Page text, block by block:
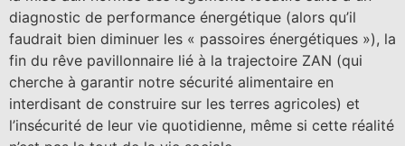
diagnostic de performance énergétique (alors qu’il
faudrait bien diminuer les « passoires énergétiques »), la
fin du rêve pavillonnaire lié à la trajectoire ZAN (qui
cherche à garantir notre sécurité alimentaire en
interdisant de construire sur les terres agricoles) et
l’insécurité de leur vie quotidienne, même si cette réalité